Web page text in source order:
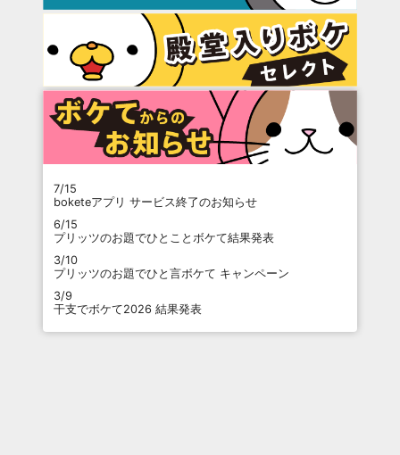
7/15
boketeアプリ サービス終了のお知らせ
6/15
プリッツのお題でひとことボケて結果発表
3/10
プリッツのお題でひと言ボケて キャンペーン
3/9
干支でボケて2026 結果発表